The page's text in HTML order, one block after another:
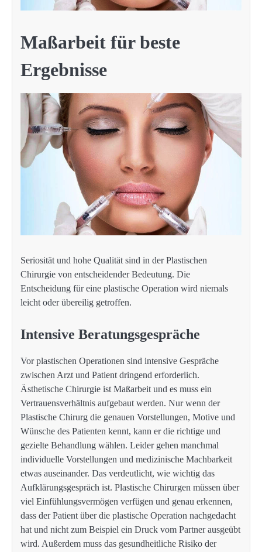
Maßarbeit für beste
Ergebnisse
Seriosität und hohe Qualität sind in der Plastischen
Chirurgie von entscheidender Bedeutung. Die
Entscheidung für eine plastische Operation wird niemals
leicht oder übereilig getroffen.
Intensive Beratungsgespräche
Vor plastischen Operationen sind intensive Gespräche
zwischen Arzt und Patient dringend erforderlich.
Ästhetische Chirurgie ist Maßarbeit und es muss ein
Vertrauensverhältnis aufgebaut werden. Nur wenn der
Plastische Chirurg die genauen Vorstellungen, Motive und
Wünsche des Patienten kennt, kann er die richtige und
gezielte Behandlung wählen. Leider gehen manchmal
individuelle Vorstellungen und medizinische Machbarkeit
etwas auseinander. Das verdeutlicht, wie wichtig das
Aufklärungsgespräch ist. Plastische Chirurgen müssen über
viel Einfühlungsvermögen verfügen und genau erkennen,
dass der Patient über die plastische Operation nachgedacht
hat und nicht zum Beispiel ein Druck vom Partner ausgeübt
wird. Außerdem muss das gesundheitliche Risiko der